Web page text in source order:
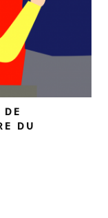
DU